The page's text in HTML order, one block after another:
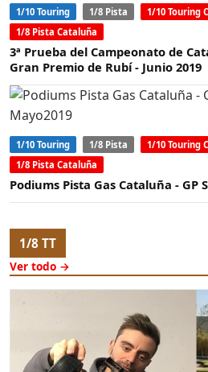
1/10 Touring 1/8 Pista
1/10 Touring
1/8 Pista Cataluña
3ª Prueba del Campeonato de
Gran Premio de Rubí - Junio 2019
1/10 Touring 1/8 Pista
1/10 Touring
1/8 Pista Cataluña
Podiums Pista Gas Cataluña - GP
1/8 TT
Ver todo →